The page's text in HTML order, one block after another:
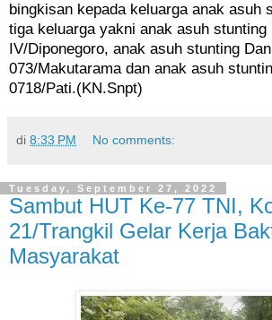
bingkisan kepada keluarga anak asuh
tiga keluarga yakni anak asuh stunting
IV/Diponegoro, anak asuh stunting
073/Makutarama dan anak asuh
0718/Pati.(KN.Snpt)
di 8:33 PM No comments:
Tuesday, September 27, 2022
Sambut HUT Ke-77 TNI,
21/Trangkil Gelar Kerja
Masyarakat